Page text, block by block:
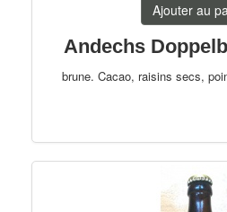
Ajouter au
Andechs
brune. Cacao, raisins secs,